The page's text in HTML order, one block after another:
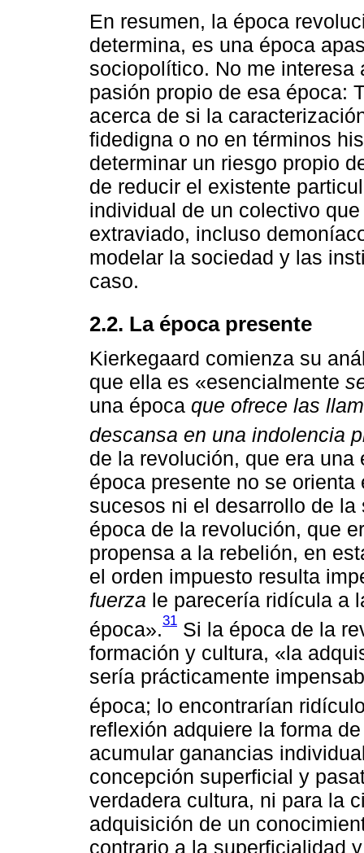
En resumen, la época
determina, es una época
sociopolítico. No me
pasión propio de esa época:
acerca de si la
fidedigna o no en términos
determinar un riesgo propio
de reducir el existente
individual de un colectivo
extraviado, incluso
modelar la sociedad y las
caso.
2.2. La época presente
Kierkegaard comienza su
que ella es «esencialmente
una época que ofrece las
descansa en una indolencia
de la revolución, que era
época presente no se
sucesos ni el desarrollo de
época de la revolución, que
propensa a la rebelión, en
el orden impuesto resulta
fuerza le parecería ridícula a
época».31 Si la época de la
formación y cultura, «la
sería prácticamente
época; lo encontrarían
reflexión adquiere la forma
acumular ganancias
concepción superficial y
verdadera cultura, ni para la
adquisición de un
contrario a la superficialidad